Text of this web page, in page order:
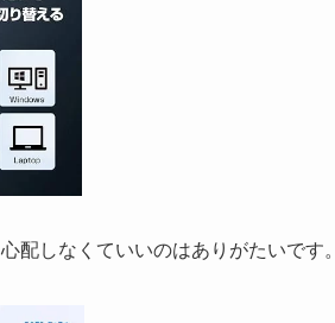
配しなくていいのはありがたいです。